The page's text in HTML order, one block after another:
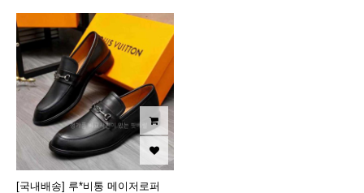
[국내배송] 루*비통 메이저로퍼